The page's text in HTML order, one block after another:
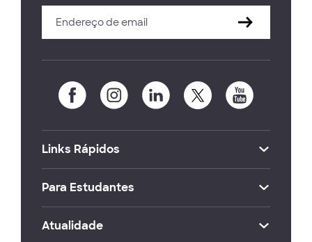
Links Rápidos
Para Estudantes
Atualidade